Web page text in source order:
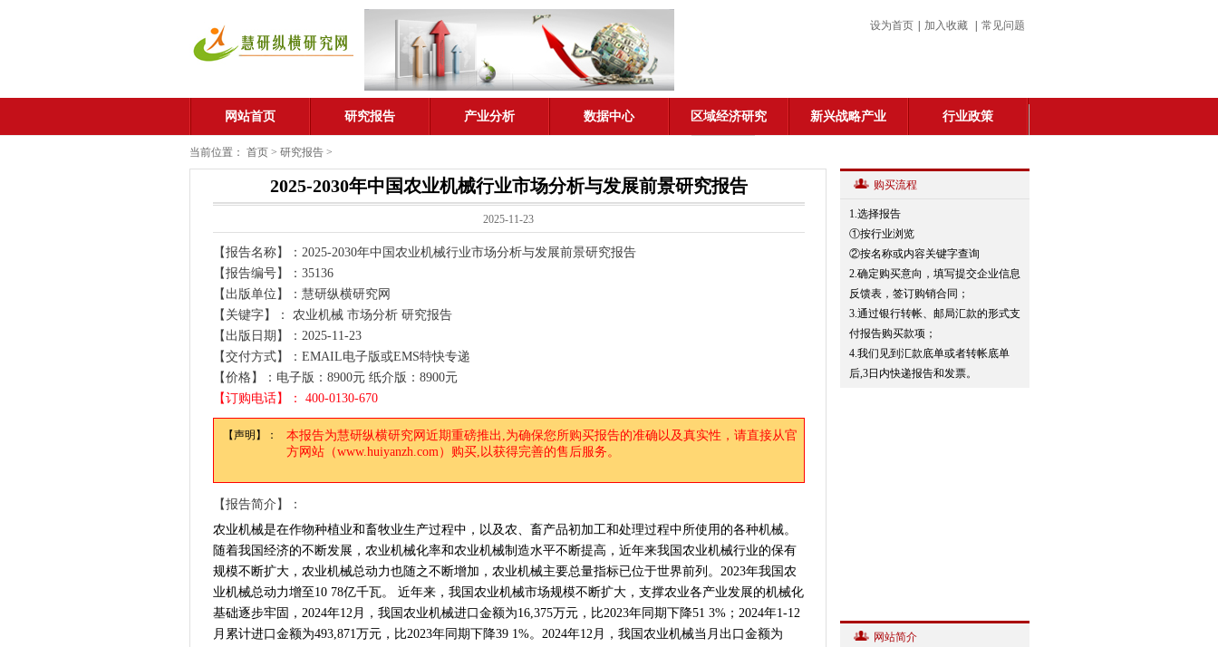
设为首页 加入收藏 常见问题
网站首页 研究报告 产业分析 数据中心 区域经济研究 新兴战略产业 行业政策
当前位置： 首页> 研究报告>
2025-2030年中国农业机械行业市场分析与发展前景研究报告
2025-11-23
【报告名称】：2025-2030年中国农业机械行业市场分析与发展前景研究报告
【报告编号】：35136
【出版单位】：慧研纵横研究网
【关键字】： 农业机械 市场分析 研究报告
【出版日期】：2025-11-23
【交付方式】：EMAIL电子版或EMS特快专递
【价格】：电子版：8900元 纸介版：8900元
【订购电话】： 400-0130-670
【声明】：
本报告为慧研纵横研究网近期重磅推出,为确保您所购买报告的准确以及真实性，请直接从官
方网站（www.huiyanzh.com）购买,以获得完善的售后服务。
【报告简介】：
农业机械是在作物种植业和畜牧业生产过程中，以及农、畜产品初加工和处理过程中所使用的各种机械。
随着我国经济的不断发展，农业机械化率和农业机械制造水平不断提高，近年来我国农业机械行业的保有
规模不断扩大，农业机械总动力也随之不断增加，农业机械主要总量指标已位于世界前列。2023年我国农
业机械总动力增至10 78亿千瓦。 近年来，我国农业机械市场规模不断扩大，支撑农业各产业发展的机械化
基础逐步牢固，2024年12月，我国农业机械进口金额为16,375万元，比2023年同期下降51 3%；2024年1-12
月累计进口金额为493,871万元，比2023年同期下降39 1%。2024年12月，我国农业机械当月出口金额为
购买流程
1.选择报告
①按行业浏览
②按名称或内容关键字查询
2.确定购买意向，填写提交企业信息
反馈表，签订购销合同；
3.通过银行转帐、邮局汇款的形式支
付报告购买款项；
4.我们见到汇款底单或者转帐底单
后,3日内快递报告和发票。
网站简介